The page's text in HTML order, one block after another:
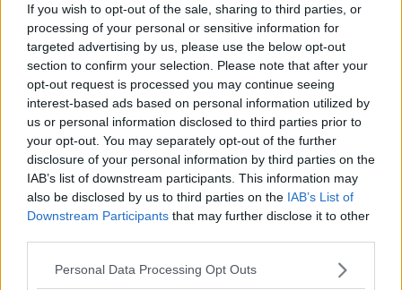
If you wish to opt-out of the sale, sharing to third parties, or
processing of your personal or sensitive information for
targeted advertising by us, please use the below opt-out
section to confirm your selection. Please note that after your
opt-out request is processed you may continue seeing
interest-based ads based on personal information utilized by
us or personal information disclosed to third parties prior to
your opt-out. You may separately opt-out of the further
disclosure of your personal information by third parties on the
IAB’s list of downstream participants. This information may
also be disclosed by us to third parties on the IAB’s List of
Downstream Participants that may further disclose it to other
Personal Data Processing Opt Outs
Esternazioni
Vaxzevria
Nazionali
​Ricorrenze e celebrazioni
Marte
​Crapa pelada
​I soliti noti
Arie
​Vaccine Easing
No profit
Dragonheart
Con-ter?
​Con-te
Coincidenze e crisi
L'amico
​L’anno del vaccino